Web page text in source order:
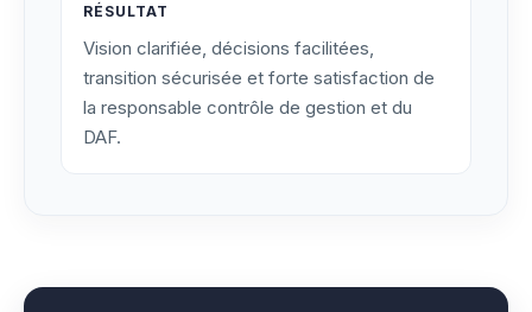
RÉSULTAT
Vision clarifiée, décisions facilitées,
transition sécurisée et forte satisfaction de
la responsable contrôle de gestion et du
DAF.